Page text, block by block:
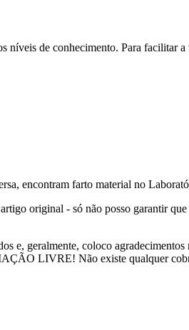
níveis de conhecimento. Para facilitar
encontram farto material no
original - só não posso garantir
e, geralmente, coloco
LIVRE! Não existe qualquer